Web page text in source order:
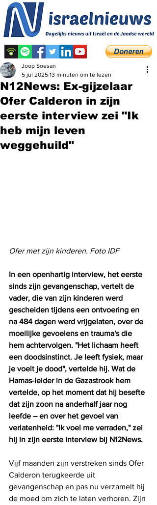
N12News: Ex-gijzelaar
Ofer Calderon in zijn
eerste interview zei "Ik
heb mijn leven
weggehuild"
Joop Soesan
5 jul 2025 13 minuten om te lezen
Ofer met zijn kinderen. Foto IDF
In een openhartig interview, het eerste
sinds zijn gevangenschap, vertelt de
vader, die van zijn kinderen werd
gescheiden tijdens een ontvoering en
na 484 dagen werd vrijgelaten, over de
moeilijke gevoelens en trauma's die
hem achtervolgen. "Het lichaam heeft
een doodsinstinct. Je leeft fysiek, maar
je voelt je dood", vertelde hij. Wat de
Hamas-leider in de Gazastrook hem
vertelde, op het moment dat hij besefte
dat zijn zoon na anderhalf jaar nog
leefde – en over het gevoel van
verlatenheid: "Ik voel me verraden," zei
hij in zijn eerste interview bij N12News.
Vijf maanden zijn verstreken sinds Ofer
Calderon terugkeerde uit
gevangenschap en pas nu verzamelt hij
de moed om zich te laten verhoren. Zijn